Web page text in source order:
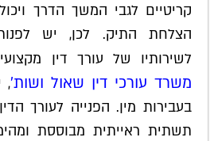
קריטיים לגבי המשך הדרך
הצלחת התיק. לכן, יש
לשירותיו של עורך דין
משרד עורכי דין שאול ושות׳,
בעבירות מין. הפנייה לעורך
תשתית ראייתית מבוססת